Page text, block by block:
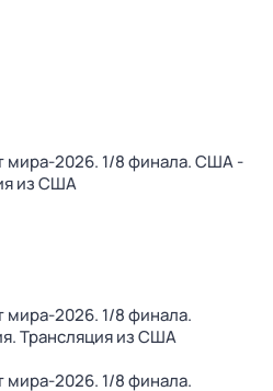
мира-2026. 1/8 финала. США -
из США
2026. 1/8 финала.
Трансляция из США
2026. 1/8 финала.